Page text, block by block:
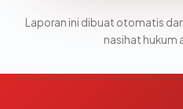
Laporan ini dibuat otomatis
nasihat hukum